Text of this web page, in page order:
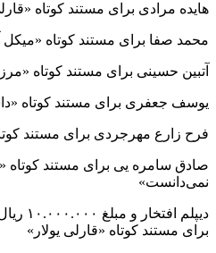
هایده مرادی برای مستند کوتاه
محمد صفا برای مستند کوتاه «میکل
آتبین حسینی برای مستند کوتاه
یوسف جعفری برای مستند کوتاه
فرح زارع مهرجردی برای مستند
صادق سامره یی برای مستند کوتاه
نمی‌دانست»
دیپلم
برای مستند کوتاه «قارلی یولار»